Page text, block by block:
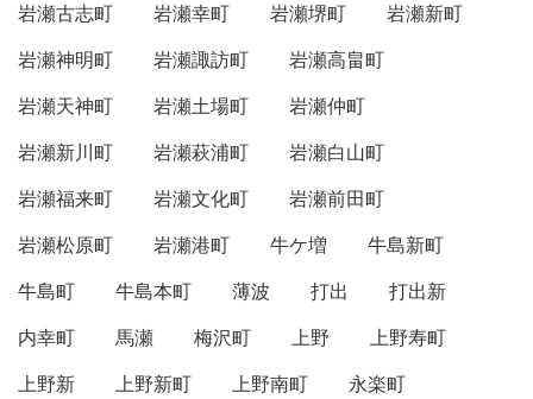
岩瀬古志町
岩瀬幸町 岩瀬堺町
岩瀬新町
岩瀬神明町
岩瀬諏訪町
岩瀬高畠町
岩瀬天神町
岩瀬土場町
岩瀬仲町
岩瀬新川町
岩瀬萩浦町
岩瀬白山町
岩瀬福来町
岩瀬文化町
岩瀬前田町
岩瀬松原町
岩瀬港町 牛ケ増
牛島新町
牛島町
牛島本町 薄波 打出
打出新
内幸町
馬瀬 梅沢町 上野
上野寿町
上野新
上野新町 上野南町
永楽町